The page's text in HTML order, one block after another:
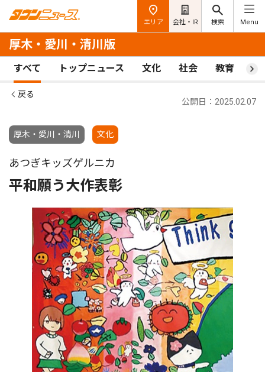
エリア 会社・IR 検索 Menu
厚木・愛川・清川版
すべて トップニュース 文化 社会 教育 ス
戻る
厚木・愛川・清川 文化
公開日：2025.02.07
あつぎキッズゲルニカ
平和願う大作表彰